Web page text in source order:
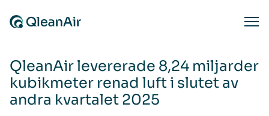
QleanAir levererade 8,24 miljarder
kubikmeter renad luft i slutet av
andra kvartalet 2025